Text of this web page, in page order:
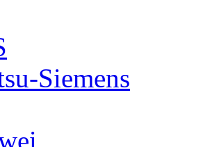
Siemens